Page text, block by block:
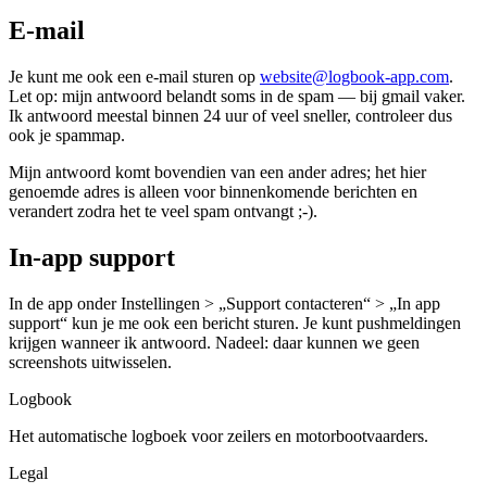
E-mail
Je kunt me ook een e-mail sturen op website@logbook-app.com.
Let op: mijn antwoord belandt soms in de spam — bij gmail vaker.
Ik antwoord meestal binnen 24 uur of veel sneller, controleer dus
ook je spammap.
Mijn antwoord komt bovendien van een ander adres; het hier
genoemde adres is alleen voor binnenkomende berichten en
verandert zodra het te veel spam ontvangt ;-).
In-app support
In de app onder Instellingen > „Support contacteren“ > „In app
support“ kun je me ook een bericht sturen. Je kunt pushmeldingen
krijgen wanneer ik antwoord. Nadeel: daar kunnen we geen
screenshots uitwisselen.
Logbook
Het automatische logboek voor zeilers en motorbootvaarders.
Legal